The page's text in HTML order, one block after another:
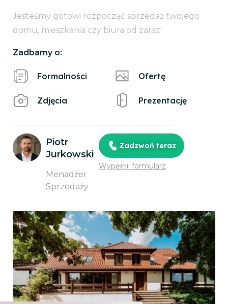
Jesteśmy gotowi rozpocząć sprzedaż twojego
domu, mieszkania czy biura od zaraz!
Zadbamy o:
Formalności
Zdjęcia
Ofertę
Prezentację
Piotr
Jurkowski
Menadżer
Sprzedaży
Zadzwoń teraz
Wypełnij formularz